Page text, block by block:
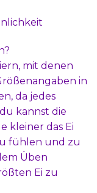
mit denen
in
da jedes
kannst die
kleiner das Ei
fühlen und zu
Üben
Ei zu